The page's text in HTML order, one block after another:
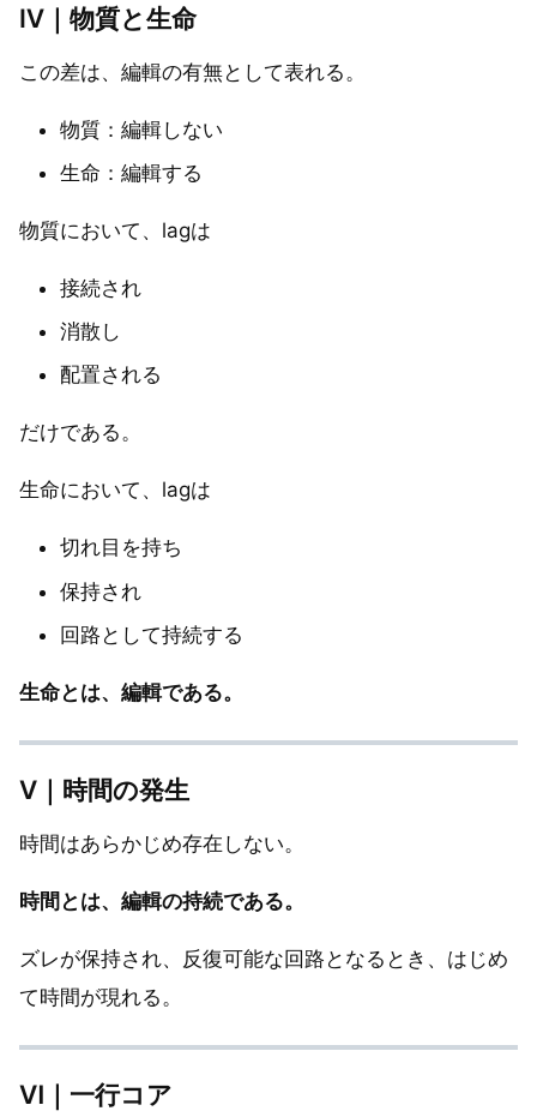
Ⅳ｜物質と生命
この差は、編輯の有無として表れる。
物質：編輯しない
生命：編輯する
物質において、lagは
接続され
消散し
配置される
だけである。
生命において、lagは
切れ目を持ち
保持され
回路として持続する
生命とは、編輯である。
Ⅴ｜時間の発生
時間はあらかじめ存在しない。
時間とは、編輯の持続である。
ズレが保持され、反復可能な回路となるとき、はじめ
て時間が現れる。
Ⅵ｜一行コア